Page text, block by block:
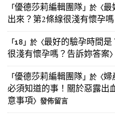
「優德莎莉編輯團隊」於〈最
出來？第2條線很淺有懷孕
「18 」於〈最好的驗孕時間
很淺有懷孕嗎？告訴妳答案
「優德莎莉編輯團隊」於〈婦
必須知道的事！關於惡露出
意事項〉發佈留言